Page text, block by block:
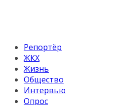
Репортёр
ЖКХ
Жизнь
Общество
Интервью
Опрос